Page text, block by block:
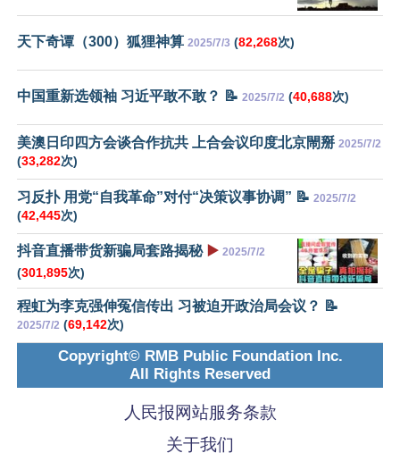
天下奇谭（300）狐狸神算 2025/7/3 (82,268次)
中国重新选领袖 习近平敢不敢？ 📝 2025/7/2 (40,688次)
美澳日印四方会谈合作抗共 上合会议印度北京閙掰 2025/7/2
(33,282次)
习反扑 用党“自我革命”对付“决策议事协调” 📝 2025/7/2
(42,445次)
抖音直播带货新骗局套路揭秘 ▶️ 2025/7/2
(301,895次)
程虹为李克强伸冤信传出 习被迫开政治局会议？ 📝
2025/7/2 (69,142次)
Copyright© RMB Public Foundation Inc.
All Rights Reserved
人民报网站服务条款
关于我们